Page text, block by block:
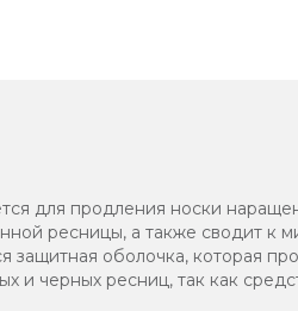
для продления носки
ресницы, а также сводит к
защитная оболочка, которая
и черных ресниц, так как